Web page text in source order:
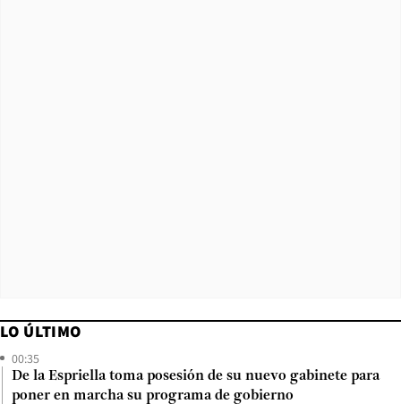
LO ÚLTIMO
00:35
De la Espriella toma posesión de su nuevo gabinete para
poner en marcha su programa de gobierno